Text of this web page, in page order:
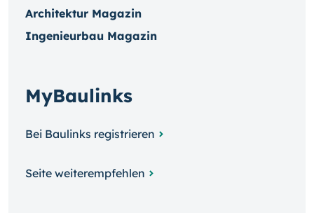
Architektur Magazin
Ingenieurbau Magazin
MyBaulinks
Bei Baulinks registrieren
Seite weiterempfehlen